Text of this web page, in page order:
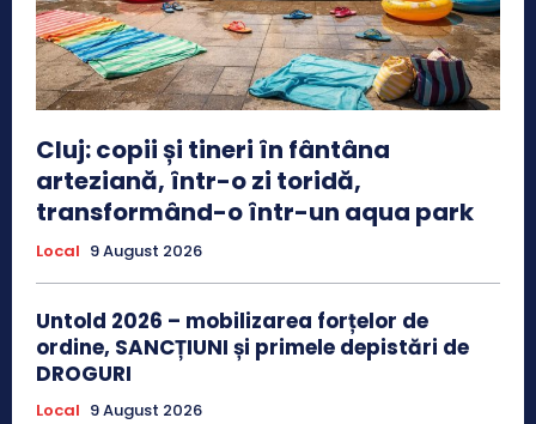
Cluj: copii și tineri în fântâna
arteziană, într-o zi toridă,
transformând-o într-un aqua park
Local 9 August 2026
Untold 2026 – mobilizarea forțelor de
ordine, SANCȚIUNI și primele depistări de
DROGURI
Local 9 August 2026